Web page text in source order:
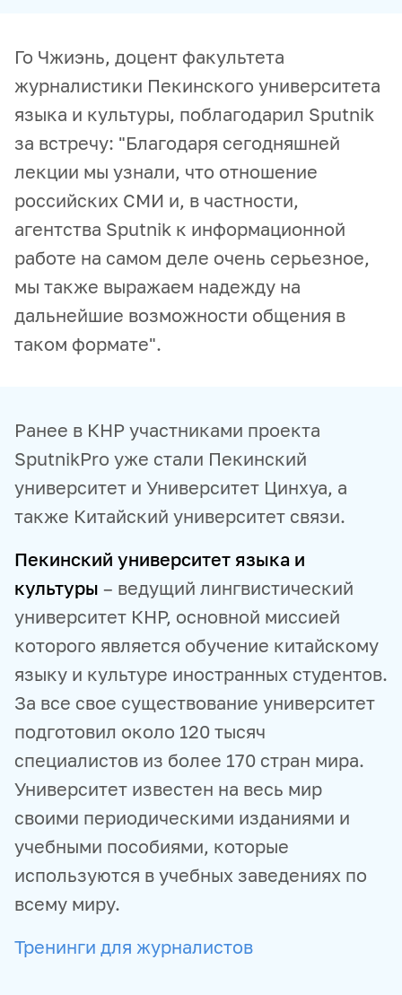
Го Чжиэнь, доцент факультета
журналистики Пекинского университета
языка и культуры, поблагодарил Sputnik
за встречу: "Благодаря сегодняшней
лекции мы узнали, что отношение
российских СМИ и, в частности,
агентства Sputnik к информационной
работе на самом деле очень серьезное,
мы также выражаем надежду на
дальнейшие возможности общения в
таком формате".
Ранее в КНР участниками проекта
SputnikPro уже стали Пекинский
университет и Университет Цинхуа, а
также Китайский университет связи.
Пекинский университет языка и
культуры – ведущий лингвистический
университет КНР, основной миссией
которого является обучение китайскому
языку и культуре иностранных студентов.
За все свое существование университет
подготовил около 120 тысяч
специалистов из более 170 стран мира.
Университет известен на весь мир
своими периодическими изданиями и
учебными пособиями, которые
используются в учебных заведениях по
всему миру.
Тренинги для журналистов